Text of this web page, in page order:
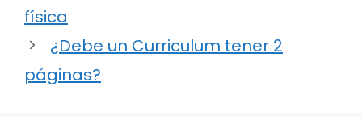
física
¿Debe un Curriculum tener 2
páginas?